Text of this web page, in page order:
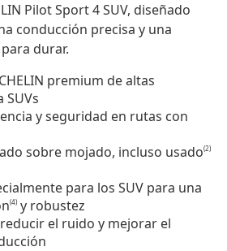
Pilot Sport 4 SUV, diseñado
conducción precisa y una
durar.
premium de altas
SUVs
y seguridad en rutas con
sobre mojado, incluso usado(2)
para los SUV para una
(4) y robustez
el ruido y mejorar el